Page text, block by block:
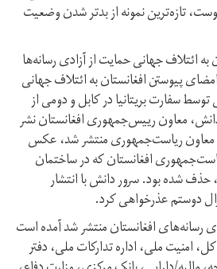
تازه‌ترین نمونه از بدتر شدن وضعیت
ائتلاف جهانی حمایت از آزادی رسانه‌ها
پیوستن افغانستان به ائتلاف جهانی
سفارت بریتانیا در کابل و دومی از
معاون رییس‌جمهوری افغانستان نشر
ریاست‌جمهوری منتشر شد، عکس
افغانستان که در ساختمان
شده بود. سرور دانش با انتشار
دوستم عذرخواهی کرد.
رسانه‌های افغانستان منتشر شد آمده است
امنیت ملی، اداره تدارکات ملی، دفتر